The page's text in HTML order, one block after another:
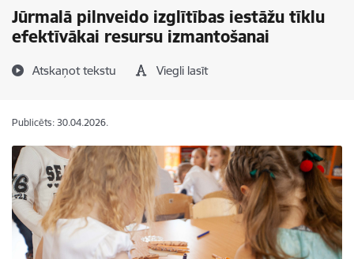
Jūrmalā pilnveido izglītības iestāžu tīklu
efektīvākai resursu izmantošanai
Atskaņot tekstu Viegli lasīt
Publicēts: 30.04.2026.